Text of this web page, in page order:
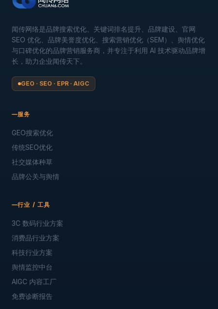
闻传网络是品牌搜索优化、关键词排名提升、品牌建设、官网
SEO 优化、品牌美誉度优化、搜索营销优化（SEM）、舆情优化
与口碑优化的品牌营销服务商，并专注于利用 AI 技术驱动品牌增
长，助力企业闻传天下。
GEO · SEO · EPR · AIGC
服务
GEO搜索优化
传统SEO优化
社交媒体种草
品牌公关与舆情
行业 / 工具
3C 数码行业方案
消费品行业方案
科技行业方案
舆情监控中台
AIGC 内容工厂
免费诊断报告